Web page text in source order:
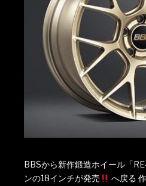
BBSから新作鍛造ホイール「
ンの18インチが発売
へ戻る